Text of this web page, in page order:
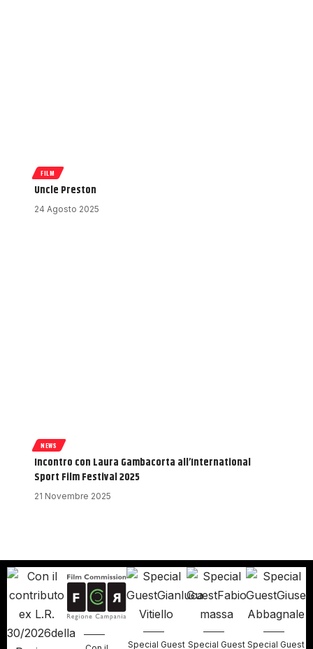
FILM
Uncle Preston
24 Agosto 2025
NEWS
Incontro con Laura Gambacorta all’International
Sport Film Festival 2025
21 Novembre 2025
Special Guest Special Guest Special Guest